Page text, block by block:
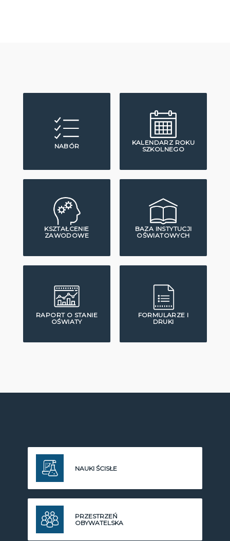
NABÓR
KALENDARZ ROKU
SZKOLNEGO
KSZTAŁCENIE
ZAWODOWE
BAZA INSTYTUCJI
OŚWIATOWYCH
RAPORT O STANIE
OŚWIATY
FORMULARZE I
DRUKI
NAUKI ŚCISŁE
PRZESTRZEŃ
OBYWATELSKA